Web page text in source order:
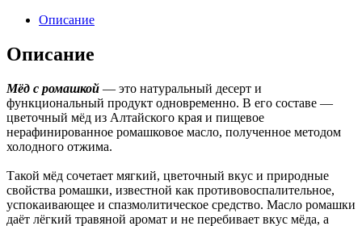
Описание
Описание
Мёд с ромашкой — это натуральный десерт и
функциональный продукт одновременно. В его составе —
цветочный мёд из Алтайского края и пищевое
нерафинированное ромашковое масло, полученное методом
холодного отжима.
Такой мёд сочетает мягкий, цветочный вкус и природные
свойства ромашки, известной как противовоспалительное,
успокаивающее и спазмолитическое средство. Масло ромашки
даёт лёгкий травяной аромат и не перебивает вкус мёда, а